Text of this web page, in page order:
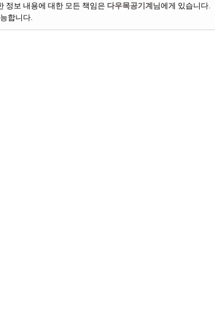
정보 내용에 대한 모든 책임은 다우목공기계님에게 있습니다.
합니다.